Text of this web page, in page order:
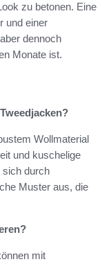
zu betonen. Eine
und einer
dennoch
Monate ist.
Wollmaterial
und kuschelige
sich durch
Muster aus, die
mit